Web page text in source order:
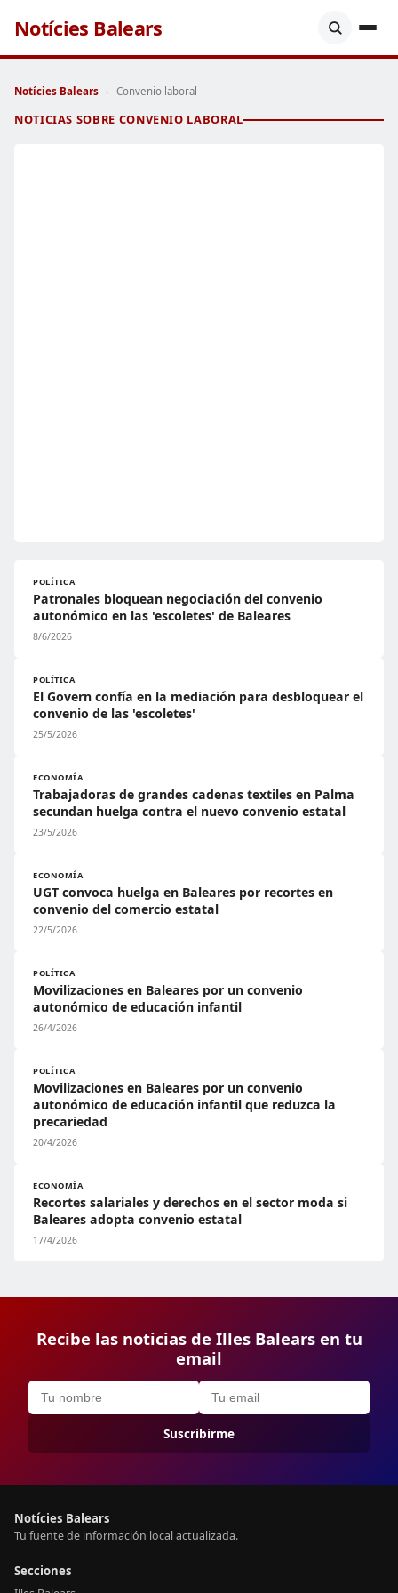
Notícies Balears
Notícies Balears › Convenio laboral
NOTICIAS SOBRE CONVENIO LABORAL
POLÍTICA
Patronales bloquean negociación del convenio
autonómico en las 'escoletes' de Baleares
8/6/2026
POLÍTICA
El Govern confía en la mediación para desbloquear el
convenio de las 'escoletes'
25/5/2026
ECONOMÍA
Trabajadoras de grandes cadenas textiles en Palma
secundan huelga contra el nuevo convenio estatal
23/5/2026
ECONOMÍA
UGT convoca huelga en Baleares por recortes en
convenio del comercio estatal
22/5/2026
POLÍTICA
Movilizaciones en Baleares por un convenio
autonómico de educación infantil
26/4/2026
POLÍTICA
Movilizaciones en Baleares por un convenio
autonómico de educación infantil que reduzca la
precariedad
20/4/2026
ECONOMÍA
Recortes salariales y derechos en el sector moda si
Baleares adopta convenio estatal
17/4/2026
Recibe las noticias de Illes Balears en tu
email
Suscribirme
Notícies Balears
Tu fuente de información local actualizada.
Secciones